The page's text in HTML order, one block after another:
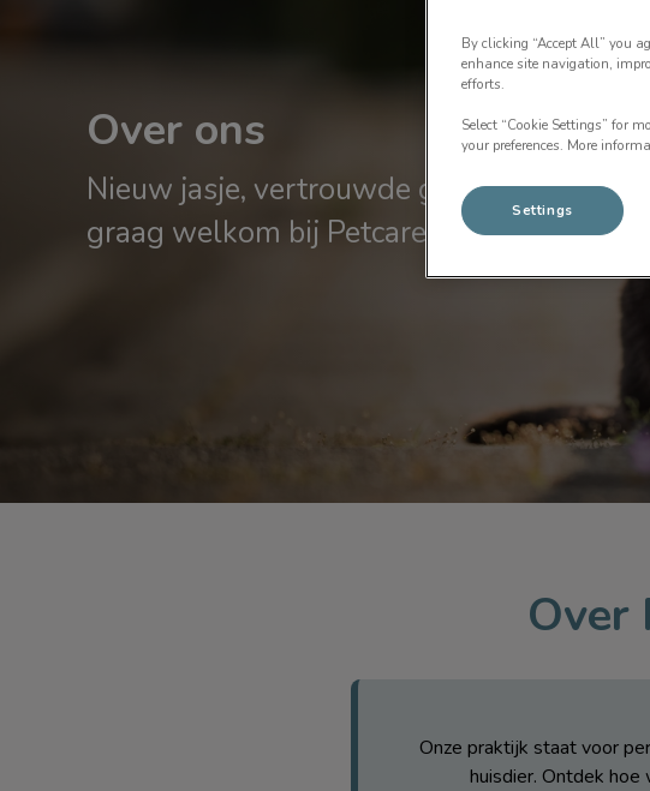
Over ons
Nieuw jasje, vertrouwde gezichten. Wij
graag welkom bij Petcare Dierenartsen!
Over
Onze praktijk staat voor
huisdier. Ontdek hoe
By clicking “Accept All” you
enhance site navigation,
efforts.
Select “Cookie Settings” for
your preferences. More
Settings